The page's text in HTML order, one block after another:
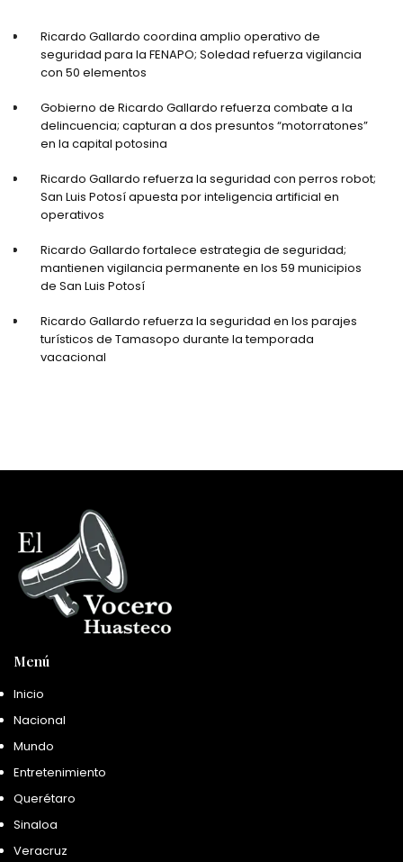
Ricardo Gallardo coordina amplio operativo de
seguridad para la FENAPO; Soledad refuerza vigilancia
con 50 elementos
Gobierno de Ricardo Gallardo refuerza combate a la
delincuencia; capturan a dos presuntos “motorratones”
en la capital potosina
Ricardo Gallardo refuerza la seguridad con perros robot;
San Luis Potosí apuesta por inteligencia artificial en
operativos
Ricardo Gallardo fortalece estrategia de seguridad;
mantienen vigilancia permanente en los 59 municipios
de San Luis Potosí
Ricardo Gallardo refuerza la seguridad en los parajes
turísticos de Tamasopo durante la temporada
vacacional
Menú
Inicio
Nacional
Mundo
Entretenimiento
Querétaro
Sinaloa
Veracruz